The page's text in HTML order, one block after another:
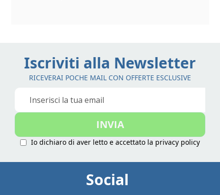
Iscriviti alla Newsletter
RICEVERAI POCHE MAIL CON OFFERTE ESCLUSIVE
Iscriviti
nostra
INVIA
Io dichiaro di aver letto e accettato la privacy policy
Social